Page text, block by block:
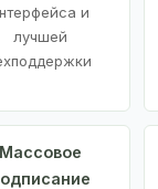
и
лучшей
Массовое